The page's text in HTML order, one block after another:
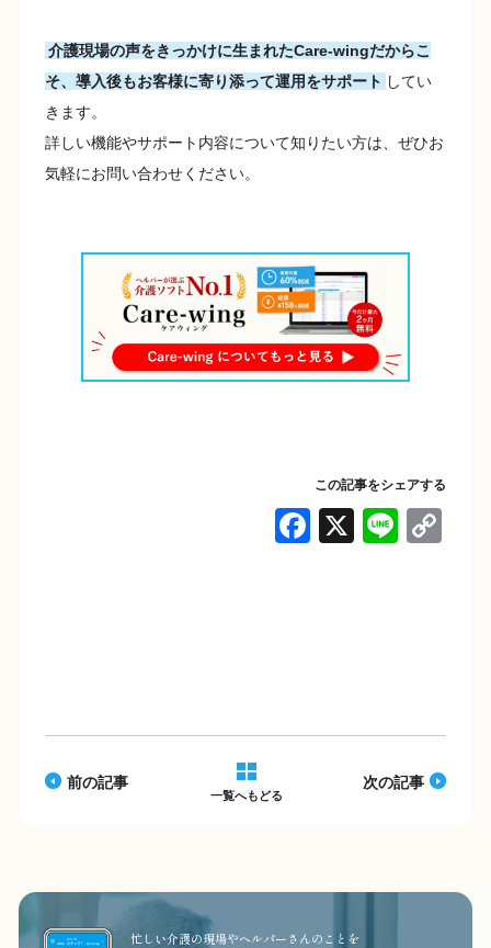
介護現場の声をきっかけに生まれたCare-wingだからこ
そ、導入後もお客様に寄り添って運用をサポート してい
きます。
詳しい機能やサポート内容について知りたい方は、ぜひお
気軽にお問い合わせください。
この記事をシェアする
F
o
X Li
前の記事
一覧へもどる
次の記事
忙しい介護の現場やヘルパーさんのことを